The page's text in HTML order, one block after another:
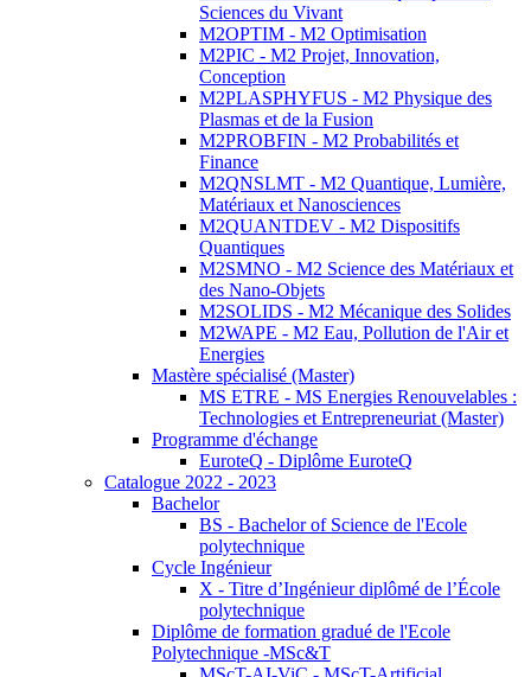
Sciences du Vivant
M2OPTIM - M2 Optimisation
M2PIC - M2 Projet, Innovation,
Conception
M2PLASPHYFUS - M2 Physique des
Plasmas et de la Fusion
M2PROBFIN - M2 Probabilités et
Finance
M2QNSLMT - M2 Quantique, Lumière,
Matériaux et Nanosciences
M2QUANTDEV - M2 Dispositifs
Quantiques
M2SMNO - M2 Science des Matériaux et
des Nano-Objets
M2SOLIDS - M2 Mécanique des Solides
M2WAPE - M2 Eau, Pollution de l'Air et
Energies
Mastère spécialisé (Master)
MS ETRE - MS Energies Renouvelables :
Technologies et Entrepreneuriat (Master)
Programme d'échange
EuroteQ - Diplôme EuroteQ
Catalogue 2022 - 2023
Bachelor
BS - Bachelor of Science de l'Ecole
polytechnique
Cycle Ingénieur
X - Titre d’Ingénieur diplômé de l’École
polytechnique
Diplôme de formation gradué de l'Ecole
Polytechnique -MSc&T